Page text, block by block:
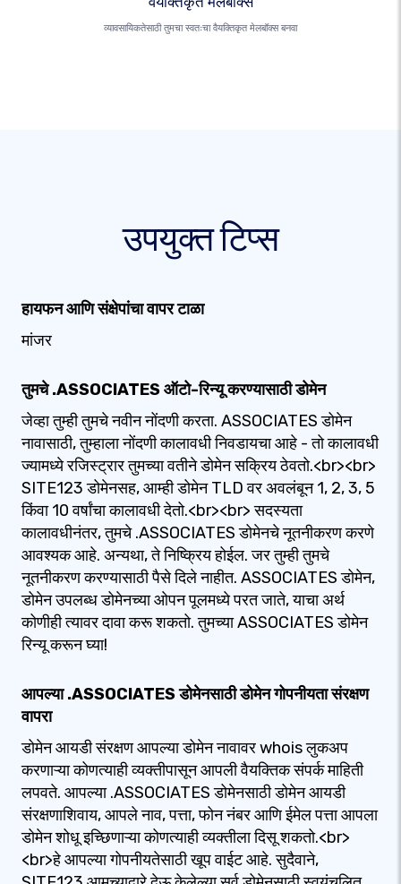
व्यावसायिकतेसाठी तुमचा स्वतःचा वैयक्तिकृत मेलबॉक्स बनवा
उपयुक्त टिप्स
हायफन आणि संक्षेपांचा वापर टाळा
मांजर
तुमचे .ASSOCIATES ऑटो-रिन्यू करण्यासाठी डोमेन
जेव्हा तुम्ही तुमचे नवीन नोंदणी करता. ASSOCIATES डोमेन
नावासाठी, तुम्हाला नोंदणी कालावधी निवडायचा आहे - तो कालावधी
ज्यामध्ये रजिस्ट्रार तुमच्या वतीने डोमेन सक्रिय ठेवतो.<br><br>
SITE123 डोमेनसह, आम्ही डोमेन TLD वर अवलंबून 1, 2, 3, 5
किंवा 10 वर्षांचा कालावधी देतो.<br><br> सदस्यता
कालावधीनंतर, तुमचे .ASSOCIATES डोमेनचे नूतनीकरण करणे
आवश्यक आहे. अन्यथा, ते निष्क्रिय होईल. जर तुम्ही तुमचे
नूतनीकरण करण्यासाठी पैसे दिले नाहीत. ASSOCIATES डोमेन,
डोमेन उपलब्ध डोमेनच्या ओपन पूलमध्ये परत जाते, याचा अर्थ
कोणीही त्यावर दावा करू शकतो. तुमच्या ASSOCIATES डोमेन
रिन्यू करून घ्या!
आपल्या .ASSOCIATES डोमेनसाठी डोमेन गोपनीयता संरक्षण
वापरा
डोमेन आयडी संरक्षण आपल्या डोमेन नावावर whois लुकअप
करणाऱ्या कोणत्याही व्यक्तीपासून आपली वैयक्तिक संपर्क माहिती
लपवते. आपल्या .ASSOCIATES डोमेनसाठी डोमेन आयडी
संरक्षणाशिवाय, आपले नाव, पत्ता, फोन नंबर आणि ईमेल पत्ता आपला
डोमेन शोधू इच्छिणाऱ्या कोणत्याही व्यक्तीला दिसू शकतो.<br>
<br>हे आपल्या गोपनीयतेसाठी खूप वाईट आहे. सुदैवाने,